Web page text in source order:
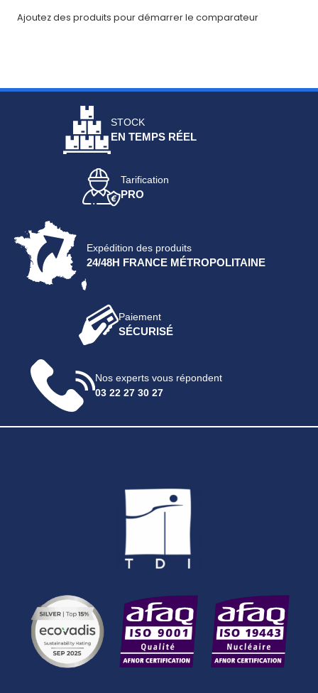
Fiches
Documentations
compte
Contact
Ajoutez des produits pour démarrer le comparateur
STOCK
EN TEMPS RÉEL
Tarification
PRO
Expédition des produits
24/48H FRANCE MÉTROPOLITAINE
Paiement
SÉCURISÉ
Nos experts vous répondent
03 22 27 30 27